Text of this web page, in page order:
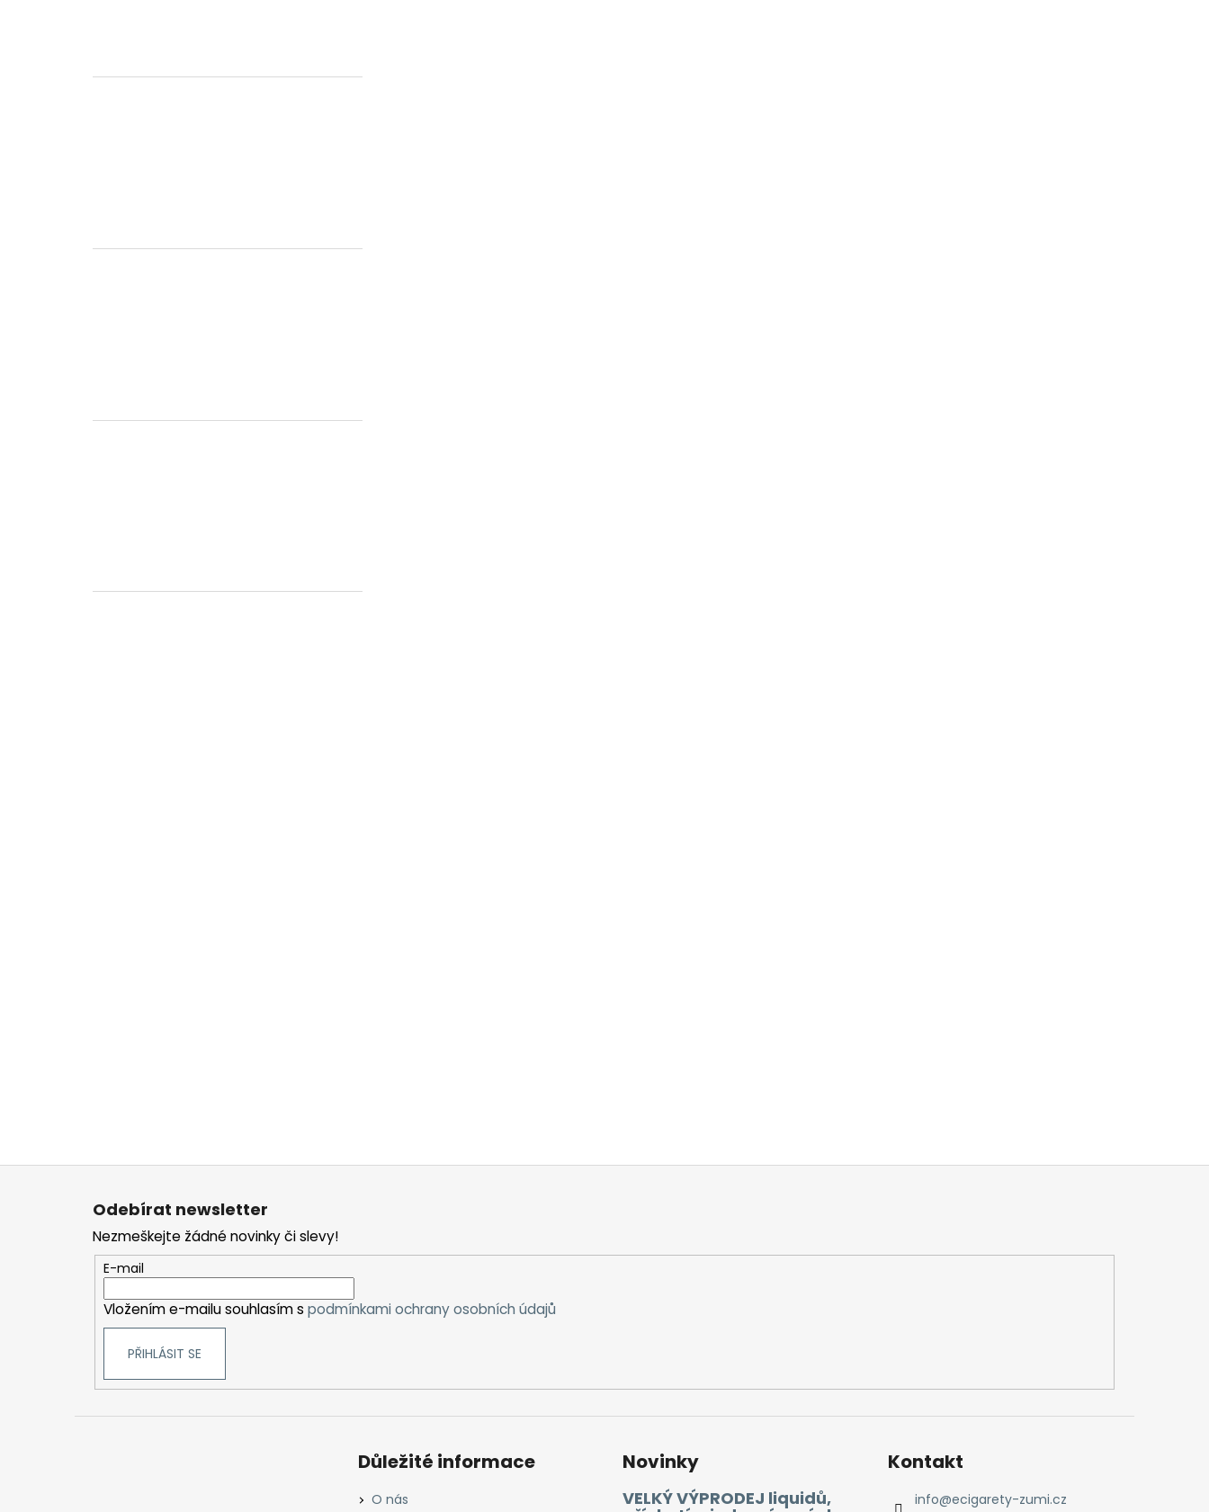
Odebírat newsletter
Nezmeškejte žádné novinky či slevy!
E-mail
Vložením e-mailu souhlasím s podmínkami ochrany osobních údajů
PŘIHLÁSIT SE
Důležité informace
O nás
Novinky
VELKÝ VÝPRODEJ liquidů,
Kontakt
info@ecigarety-zumi.cz